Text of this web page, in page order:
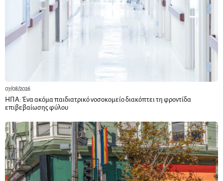
07/08/2026
ΗΠΑ: Ένα ακόμα παιδιατρικό νοσοκομείο διακόπτει τη φροντίδα
επιβεβαίωσης φύλου